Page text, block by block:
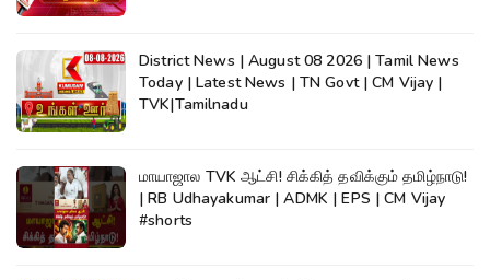
District News | August 08 2026 | Tamil News
Today | Latest News | TN Govt | CM Vijay |
TVK|Tamilnadu
மாயாஜால TVK ஆட்சி! சிக்கித் தவிக்கும் தமிழ்நாடு!
| RB Udhayakumar | ADMK | EPS | CM Vijay
#shorts